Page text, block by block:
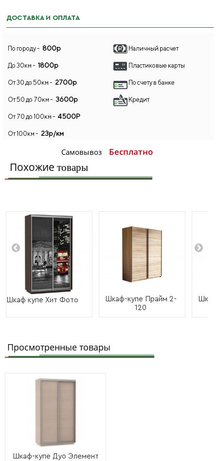
ДОСТАВКА И ОПЛАТА
По городу - 800р
До 30км - 1800р
От 30 до 50км - 2700р
От 50 до 70км - 3600р
От 70 до 100км - 4500Р
От 100км - 23р/км
Самовывоз Бесплатно
Наличный расчет
Пластиковые карты
По счету в банке
Кредит
Похожие товары
Шкаф купе Хит Фото
Шкаф-купе Прайм 2-
120
Просмотренные товары
Шкаф-купе Дуо Элемент